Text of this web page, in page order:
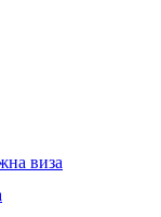
виза